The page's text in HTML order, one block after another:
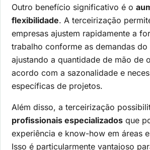
Outro benefício significativo é o
flexibilidade. A terceirização
empresas ajustem rapidamente a
trabalho conforme as demandas do
ajustando a quantidade de mão de
acordo com a sazonalidade e
específicas de projetos.
Além disso, a terceirização
profissionais especializados que
experiência e know-how em áreas
Isso é particularmente vantajoso